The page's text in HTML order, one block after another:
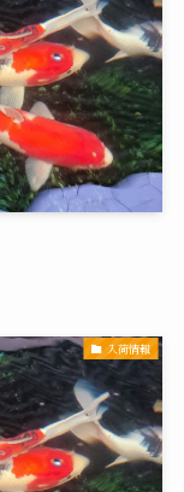
入荷情報